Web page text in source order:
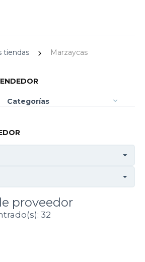
tiendas Marzaycas
Categorías
proveedor
32